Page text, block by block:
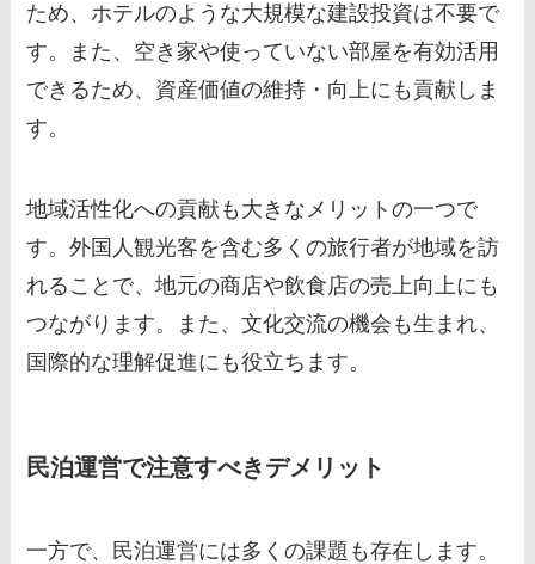
ため、ホテルのような大規模な建設投資は不要で
す。また、空き家や使っていない部屋を有効活用
できるため、資産価値の維持・向上にも貢献しま
す。
地域活性化への貢献も大きなメリットの一つで
す。外国人観光客を含む多くの旅行者が地域を訪
れることで、地元の商店や飲食店の売上向上にも
つながります。また、文化交流の機会も生まれ、
国際的な理解促進にも役立ちます。
民泊運営で注意すべきデメリット
一方で、民泊運営には多くの課題も存在します。